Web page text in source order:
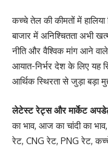
कच्चे तेल की कीमतों में
बाजार में अनिश्चितता अभी
नीति और वैश्विक मांग आने
आयात-निर्भर देश के लिए यह
आर्थिक स्थिरता से जुड़ा बड़ा
लेटेस्ट रेट्स और मार्केट
का भाव, आज का चांदी का भाव,
रेट, CNG रेट, PNG रेट,